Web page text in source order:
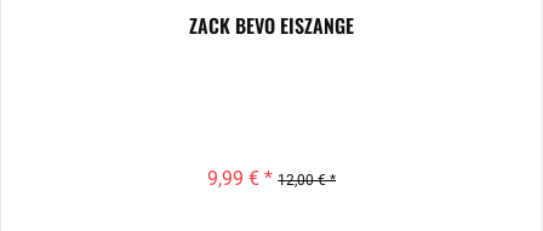
ZACK BEVO EISZANGE
9,99 € * 12,00 € *